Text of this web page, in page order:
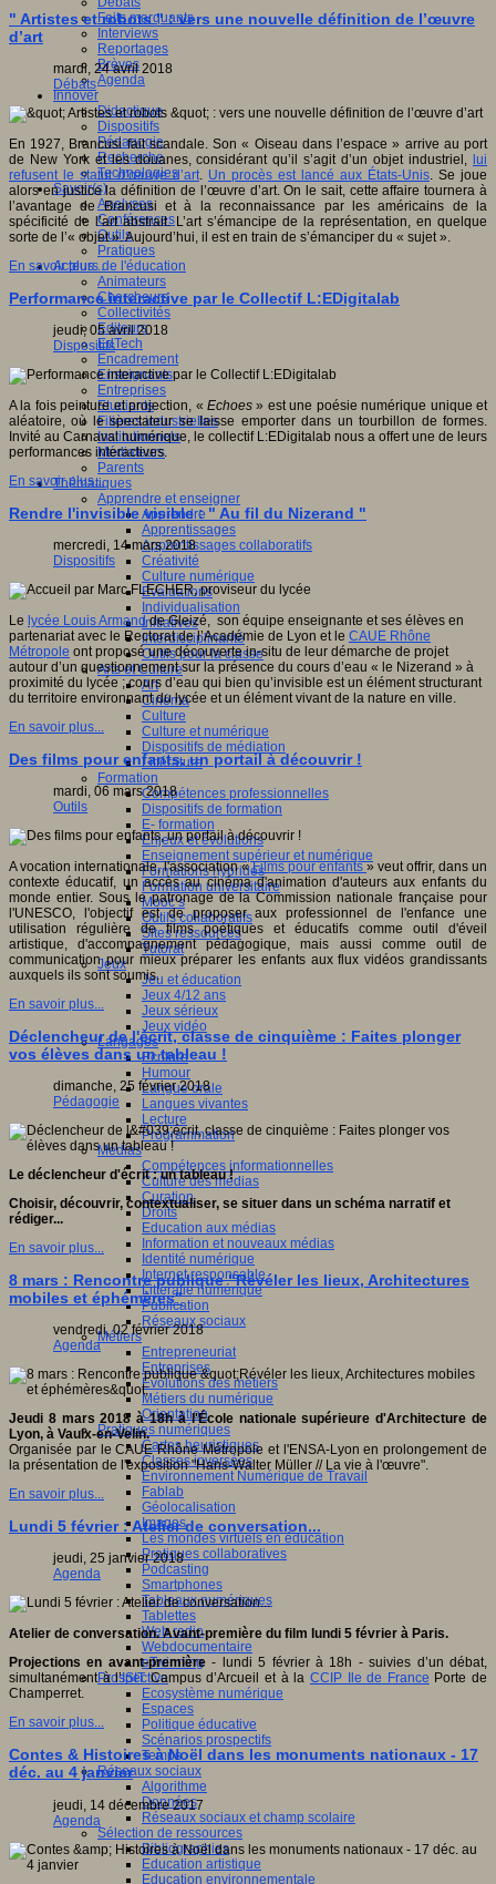
Faits marquants
Interviews
Reportages
Brèves
Agenda
Innover
Didactique
Dispositifs
Pédagogie
Recherche
Technologies
Savoir(s)
Analyses
Conférences
Outils
Pratiques
Acteurs de l'éducation
Animateurs
Chercheurs
Collectivités
Editeurs
EdTech
Encadrement
Enseignants
Entreprises
Etudiants
Filières industrielles
Institutionnels
Médiateurs
Parents
Thématiques
Apprendre et enseigner
Apprendre
Apprentissages
Apprentissages collaboratifs
Créativité
Culture numérique
Evaluations
Individualisation
Initiatives
Interdisciplinarité
Outils pour la classe
Arts et Culture
Art
Cinéma
Culture
Culture et numérique
Dispositifs de médiation
Littérature
Formation
Compétences professionnelles
Dispositifs de formation
E- formation
Enjeux et évolutions
Enseignement supérieur et numérique
Formations hybrides
Formation universitaire
Mooc’s
Outils collaboratifs
Sites ressources
Tutorat
Jeux
Jeu et éducation
Jeux 4/12 ans
Jeux sérieux
Jeux vidéo
Langages
Ecriture
Humour
Langue orale
Langues vivantes
Lecture
Programmation
Médias
Compétences informationnelles
Culture des médias
Curation
Droits
Education aux médias
Information et nouveaux médias
Identité numérique
Internet responsable
Littératie numérique
Publication
Réseaux sociaux
Métiers
Entrepreneuriat
Entreprises
Evolutions des métiers
Métiers du numérique
Orientation
Pratiques numériques
Cartes heuristiques
Classes inversées
Environnement Numérique de Travail
Fablab
Géolocalisation
Images
Les mondes virtuels en éducation
Pratiques collaboratives
Podcasting
Smartphones
Tableaux numériques
Tablettes
Web radio
Webdocumentaire
eTwinning
Prospective
Ecosystème numérique
Espaces
Politique éducative
Scénarios prospectifs
Temps
Réseaux sociaux
Algorithme
Données
Réseaux sociaux et champ scolaire
Sélection de ressources
Bibliographies
Education artistique
Education environnementale
" Artistes et robots " : vers une nouvelle définition de l’œuvre
d’art
mardi, 24 avril 2018
Débats
En 1927, Brancusi fait scandale. Son « Oiseau dans l’espace » arrive au port
de New York et les douanes, considérant qu’il s’agit d’un objet industriel, lui
refusent le statut d’œuvre d’art. Un procès est lancé aux États-Unis. Se joue
alors en justice la définition de l’œuvre d’art. On le sait, cette affaire tournera à
l’avantage de Brancusi et à la reconnaissance par les américains de la
spécificité de l’art abstrait. L’art s’émancipe de la représentation, en quelque
sorte de l’« objet ». Aujourd’hui, il est en train de s’émanciper du « sujet ».
En savoir plus...
Performance interactive par le Collectif L:EDigitalab
jeudi, 05 avril 2018
Dispositifs
A la fois peinture et projection, « Echoes » est une poésie numérique unique et
aléatoire, où le spectateur se laisse emporter dans un tourbillon de formes.
Invité au Carnaval numérique, le collectif L:EDigitalab nous a offert une de leurs
performances interactives.
En savoir plus...
Rendre l'invisible visible : " Au fil du Nizerand "
mercredi, 14 mars 2018
Dispositifs
Le lycée Louis Armandde Gleizé, son équipe enseignante et ses élèves en
partenariat avec le Rectorat de l’Académie de Lyon et le CAUE Rhône
Métropole ont proposé une découverte in-situ de leur démarche de projet
autour d’un questionnement sur la présence du cours d’eau « le Nizerand » à
proximité du lycée ; cours d’eau qui bien qu’invisible est un élément structurant
du territoire environnant du lycée et un élément vivant de la nature en ville.
En savoir plus...
Des films pour enfants, un portail à découvrir !
mardi, 06 mars 2018
Outils
A vocation internationale, l'association «Films pour enfants» veut offrir, dans un
contexte éducatif, un accès au cinéma d'animation d'auteurs aux enfants du
monde entier. Sous le patronage de la Commission nationale française pour
l'UNESCO, l'objectif est de proposer aux professionnel de l'enfance une
utilisation régulière de films poétiques et éducatifs comme outil d'éveil
artistique, d'accompagnement pédagogique, mais aussi comme outil de
communication pour mieux préparer les enfants aux flux vidéos grandissants
auxquels ils sont soumis.
En savoir plus...
Déclencheur de l'écrit, classe de cinquième : Faites plonger
vos élèves dans un tableau !
dimanche, 25 février 2018
Pédagogie
Le déclencheur d'écrit : un tableau !
Choisir, découvrir, contextualiser, se situer dans un schéma narratif et
rédiger...
En savoir plus...
8 mars : Rencontre publique "Révéler les lieux, Architectures
mobiles et éphémères"
vendredi, 02 février 2018
Agenda
Jeudi 8 mars 2018 à 18h à l'École nationale supérieure d'Architecture de
Lyon, à Vaulx-en-Velin.
Organisée par le CAUE Rhône Métropole et l'ENSA-Lyon en prolongement de
la présentation de l'exposition "Hans-Walter Müller // La vie à l'œuvre".
En savoir plus...
Lundi 5 février : Atelier de conversation...
jeudi, 25 janvier 2018
Agenda
Atelier de conversation. Avant-première du film lundi 5 février à Paris.
Projections en avant-première- lundi 5 février à 18h - suivies d’un débat,
simultanément à l’ISITCampus d’Arcueil et à la CCIP Ile de France Porte de
Champerret.
En savoir plus...
Contes & Histoires à Noël dans les monuments nationaux - 17
déc. au 4 janvier
jeudi, 14 décembre 2017
Agenda